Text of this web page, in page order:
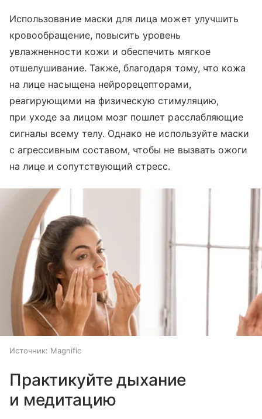
Использование маски для лица может улучшить
кровообращение, повысить уровень
увлажненности кожи и обеспечить мягкое
отшелушивание. Также, благодаря тому, что кожа
на лице насыщена нейрорецепторами,
реагирующими на физическую стимуляцию,
при уходе за лицом мозг пошлет расслабляющие
сигналы всему телу. Однако не используйте маски
с агрессивным составом, чтобы не вызвать ожоги
на лице и сопутствующий стресс.
Источник: Magnific
Практикуйте дыхание
и медитацию